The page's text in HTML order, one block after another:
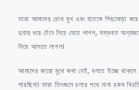
তারা আমাদের চোখ মুখ এবং হাতকে পিছমোড়া
দুবাহু ধরে টেনে নিয়ে যেতে লাগল, সম্ভবত
নিয়ে আসতে লাগল।
আমাদের কারো মুখে কথা নেই, বলতে ইচ্ছে
পারছিনা। তারা তিনজনে চলার পথে নানা রকম